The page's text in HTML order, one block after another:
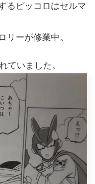
るピッコロはセルマ
リーが修業中。
ていました。